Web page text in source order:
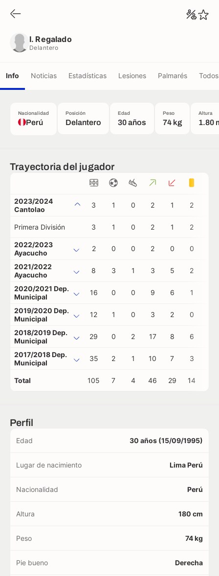
I. Regalado
Delantero
Info Noticias Estadísticas Lesiones Palmarés
Nacionalidad
Perú
Posición
Delantero
Edad
30 años
Peso
74 kg
Altura
1.80
Trayectoria del jugador
2023/2024
Cantolao
3 1 0 2 1 2
Primera División 3 1 0 2 1 2
2022/2023
Ayacucho
2 0 0 2 0 0
2021/2022
Ayacucho
8 3 1 3 5 2
2020/2021 Dep.
Municipal
16 0 0 9 6 1
2019/2020 Dep.
Municipal
12 1 0 3 2 0
2018/2019 Dep.
Municipal
29 0 2 17 8 6
2017/2018 Dep.
Municipal
35 2 1 10 7 3
Total 105 7 4 46 29 14
Perfil
Edad 30 años (15/09/1995)
Lugar de nacimiento Lima Perú
Nacionalidad Perú
Altura 180 cm
Peso 74 kg
Pie bueno Derecha